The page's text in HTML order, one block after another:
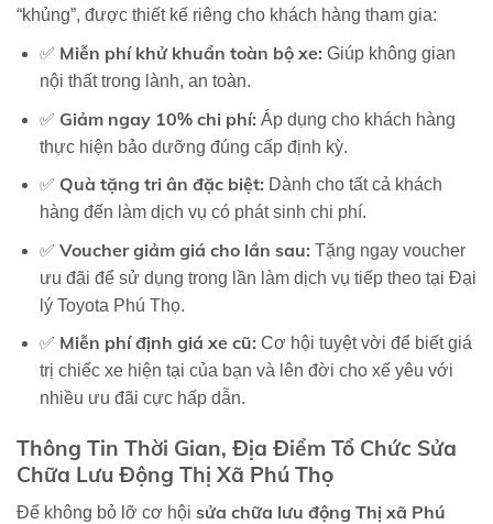
“khủng”, được thiết kế riêng cho khách hàng tham gia:
✅ Miễn phí khử khuẩn toàn bộ xe:Giúp không gian
nội thất trong lành, an toàn.
✅ Giảm ngay 10% chi phí:Áp dụng cho khách hàng
thực hiện bảo dưỡng đúng cấp định kỳ.
✅ Quà tặng tri ân đặc biệt:Dành cho tất cả khách
hàng đến làm dịch vụ có phát sinh chi phí.
✅ Voucher giảm giá cho lần sau:Tặng ngay voucher
ưu đãi để sử dụng trong lần làm dịch vụ tiếp theo tại Đại
lý Toyota Phú Thọ.
✅ Miễn phí định giá xe cũ:Cơ hội tuyệt vời để biết giá
trị chiếc xe hiện tại của bạn vàlên đời cho xế yêu với
nhiều ưu đãi cực hấp dẫn.
Thông Tin Thời Gian, Địa Điểm Tổ Chức Sửa
Chữa Lưu Động Thị Xã Phú Thọ
Để không bỏ lỡ cơ hội sửa chữa lưu động Thị xã Phú